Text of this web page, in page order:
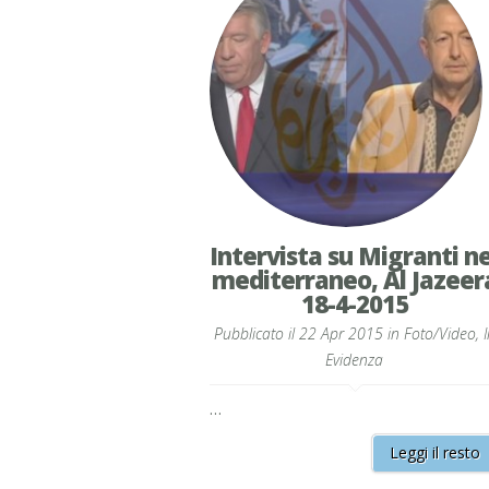
Intervista su Migranti
mediterraneo, Al
18-4-2015
Pubblicato il 22 Apr 2015 in Foto/Video,
Evidenza
…
Leggi il resto